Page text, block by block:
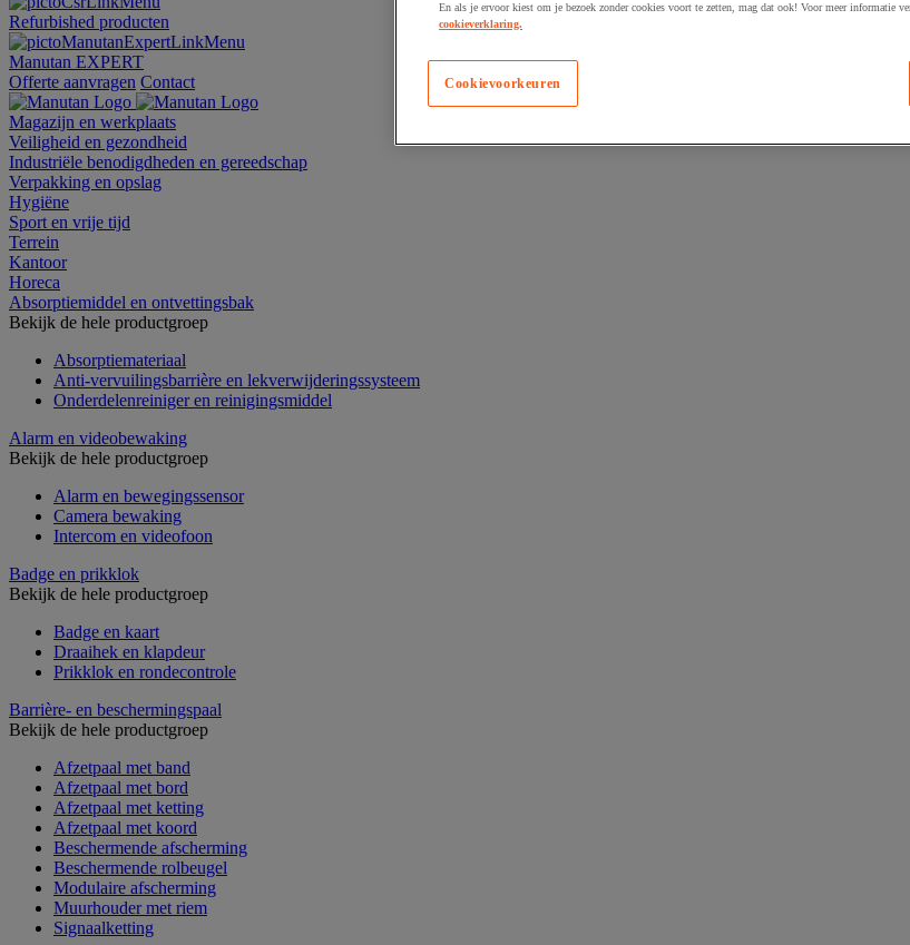
Refurbished producten
Manutan EXPERT
Offerte aanvragen Contact
Magazijn en werkplaats
Veiligheid en gezondheid
Industriële benodigdheden en gereedschap
Verpakking en opslag
Hygiëne
Sport en vrije tijd
Terrein
Kantoor
Horeca
Absorptiemiddel en ontvettingsbak
Bekijk de hele productgroep
Absorptiemateriaal
Anti-vervuilingsbarrière en lekverwijderingssysteem
Onderdelenreiniger en reinigingsmiddel
Alarm en videobewaking
Bekijk de hele productgroep
Alarm en bewegingssensor
Camera bewaking
Intercom en videofoon
Badge en prikklok
Bekijk de hele productgroep
Badge en kaart
Draaihek en klapdeur
Prikklok en rondecontrole
Barrière- en beschermingspaal
Bekijk de hele productgroep
Afzetpaal met band
Afzetpaal met bord
Afzetpaal met ketting
Afzetpaal met koord
Beschermende afscherming
Beschermende rolbeugel
Modulaire afscherming
Muurhouder met riem
Signaalketting
En als je ervoor kiest om je bezoek zonder cookies voort te zetten, mag dat ook! Voor meer informatie
cookieverklaring.
Cookievoorkeuren